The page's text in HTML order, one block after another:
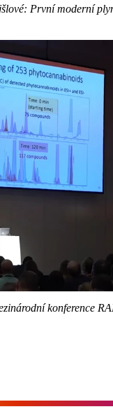
První moderní
konference